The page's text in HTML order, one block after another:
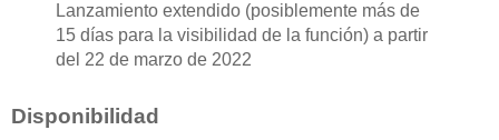
Lanzamiento extendido (posiblemente más de
15 días para la visibilidad de la función) a partir
del 22 de marzo de 2022
Disponibilidad